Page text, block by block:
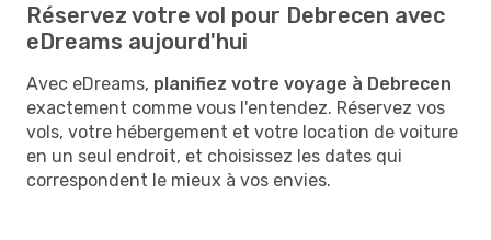
Réservez votre vol pour Debrecen avec
eDreams aujourd'hui
Avec eDreams, planifiez votre voyage à Debrecen
exactement comme vous l'entendez. Réservez vos
vols, votre hébergement et votre location de voiture
en un seul endroit, et choisissez les dates qui
correspondent le mieux à vos envies.